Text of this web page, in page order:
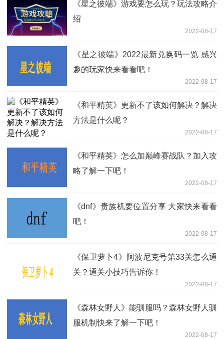
《星之彼端》游戏要怎么玩？玩法攻略介
绍
2022-08-17
《星之彼端》2022最新兑换码一览 感兴
趣的玩家快来看看吧！
2022-08-17
《和平精英》更新不了该如何解决？解决
方法是什么呢？
2022-08-17
《和平精英》怎么加巅峰赛战队？加入攻
略了解一下吧！
2022-08-17
《dnf》贵族机要位置分享 大家快来看看
吧！
2022-08-17
《保卫萝卜4》阿波尼克号第33关怎么通
关？通关小技巧告诉你！
2022-08-17
《森林女野人》能驯服吗？森林女野人驯
服机制快来了解一下吧！
2022-08-17